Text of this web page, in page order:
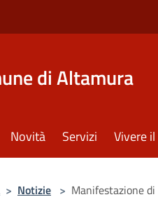
di Altamura
Novità Servizi Vivere
> Notizie > Manifestazione